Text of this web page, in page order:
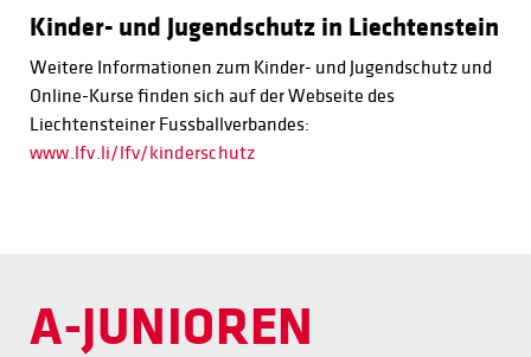
Kinder- und Jugendschutz in Liechtenstein
Weitere Informationen zum Kinder- und Jugendschutz und
Online-Kurse finden sich auf der Webseite des
Liechtensteiner Fussballverbandes:
www.lfv.li/lfv/kinderschutz
A-JUNIOREN